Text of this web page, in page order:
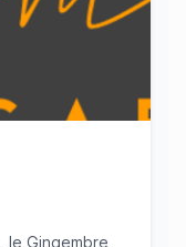
le Gingembre